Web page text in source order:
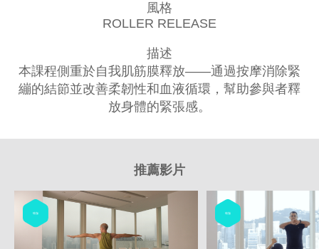
風格
ROLLER RELEASE
描述
本課程側重於自我肌筋膜釋放——通過按摩消除緊
繃的結節並改善柔韌性和血液循環，幫助參與者釋
放身體的緊張感。
推薦影片
瑜伽 瑜伽